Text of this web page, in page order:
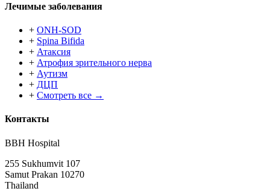
Лечимые заболевания
+ ONH-SOD
+ Spina Bifida
+ Атаксия
+ Атрофия зрительного нерва
+ Аутизм
+ ДЦП
+ Смотреть все →
Контакты
BBH Hospital
255 Sukhumvit 107
Samut Prakan 10270
Thailand